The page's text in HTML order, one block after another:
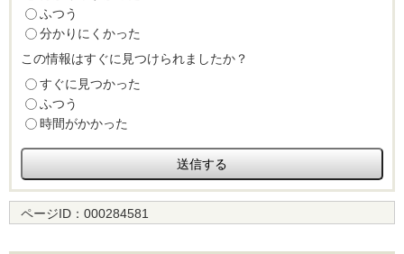
ふつう
分かりにくかった
この情報はすぐに見つけられましたか？
すぐに見つかった
ふつう
時間がかかった
ページID： 000284581